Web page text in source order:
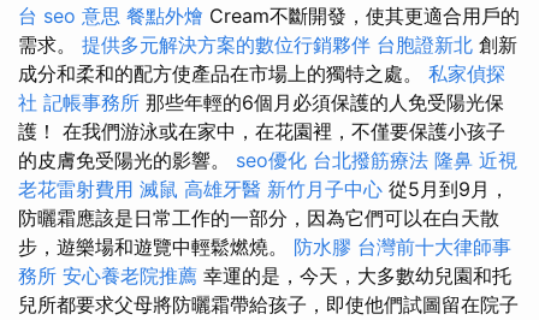
台 seo 意思 餐點外燴 Cream不斷開發，使其更適合用戶的
需求。 提供多元解決方案的數位行銷夥伴 台胞證新北 創新
成分和柔和的配方使產品在市場上的獨特之處。 私家偵探
社 記帳事務所 那些年輕的6個月必須保護的人免受陽光保
護！ 在我們游泳或在家中，在花園裡，不僅要保護小孩子
的皮膚免受陽光的影響。 seo優化 台北撥筋療法 隆鼻 近視
老花雷射費用 滅鼠 高雄牙醫 新竹月子中心 從5月到9月，
防曬霜應該是日常工作的一部分，因為它們可以在白天散
步，遊樂場和遊覽中輕鬆燃燒。 防水膠 台灣前十大律師事
務所 安心養老院推薦 幸運的是，今天，大多數幼兒園和托
兒所都要求父母將防曬霜帶給孩子，即使他們試圖留在院子